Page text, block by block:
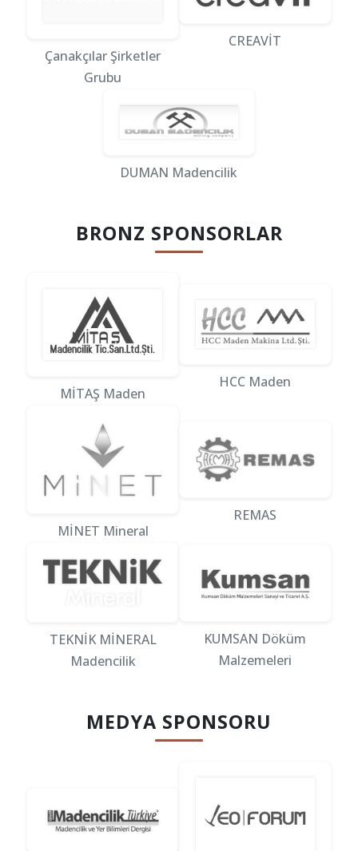
Çanakçılar Şirketler
Grubu
CREAVİT
DUMAN Madencilik
BRONZ SPONSORLAR
MİTAŞ Maden
HCC Maden
MİNET Mineral
REMAS
TEKNİK MİNERAL
Madencilik
KUMSAN Döküm
Malzemeleri
MEDYA SPONSORU